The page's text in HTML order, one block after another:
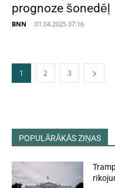
prognoze šonedēļ
BNN - 01.04.2025 07:16
1 2 3
POPULĀRĀKĀS ZIŅAS